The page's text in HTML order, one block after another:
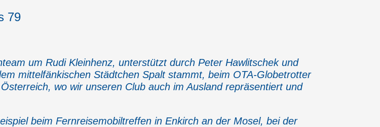
79
um Rudi Kleinhenz, unterstützt durch Peter Hawlitschek und
mittelfänkischen Städtchen Spalt stammt, beim OTA-Globetrotter
wo wir unseren Club auch im Ausland repräsentiert und
beim Fernreisemobiltreffen in Enkirch an der Mosel, bei der